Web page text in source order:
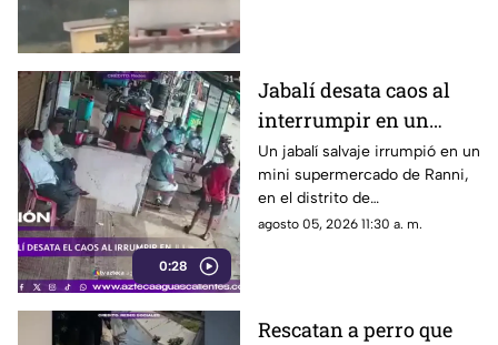
0:28
Jabalí desata caos al
interrumpir en un
comercio y embiste a
un hombre
Un jabalí salvaje irrumpió en un
mini supermercado de Ranni,
en el distrito de
Pathanamthitta, Kerala, India,
agosto 05, 2026 11:30 a. m.
Rescatan a perro que